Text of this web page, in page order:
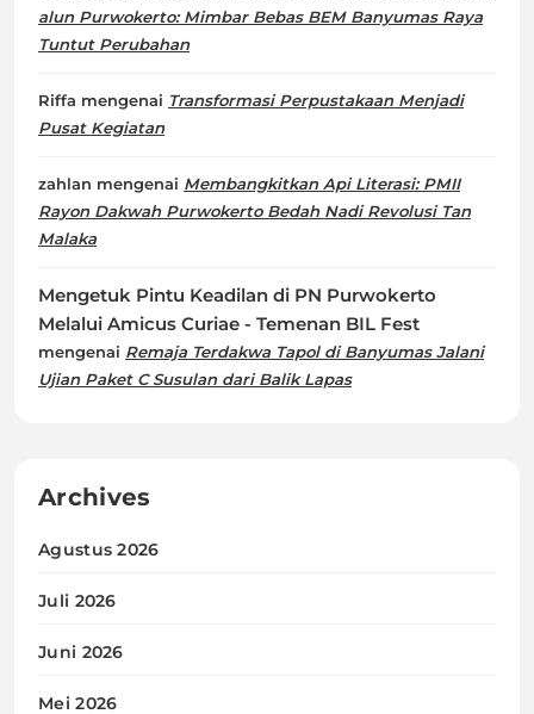
alun Purwokerto: Mimbar Bebas BEM Banyumas Raya
Tuntut Perubahan
Riffa mengenai Transformasi Perpustakaan Menjadi
Pusat Kegiatan
zahlan mengenai Membangkitkan Api Literasi: PMII
Rayon Dakwah Purwokerto Bedah Nadi Revolusi Tan
Malaka
Mengetuk Pintu Keadilan di PN Purwokerto
Melalui Amicus Curiae - Temenan BIL Fest
mengenai Remaja Terdakwa Tapol di Banyumas Jalani
Ujian Paket C Susulan dari Balik Lapas
Archives
Agustus 2026
Juli 2026
Juni 2026
Mei 2026